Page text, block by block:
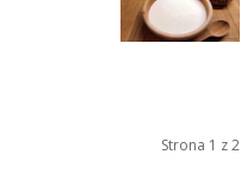
Strona 1 z 2